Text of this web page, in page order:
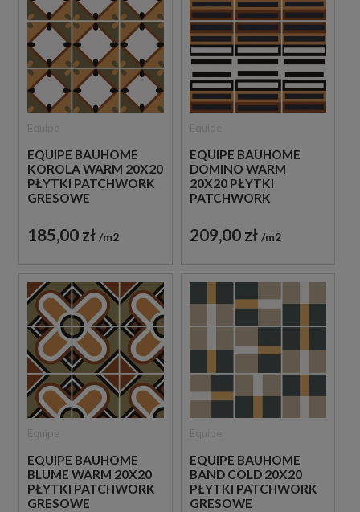
EQUIPE BAUHOME
KOROLA WARM 20X20
PŁYTKI PATCHWORK
GRESOWE
185,00 zł m2
EQUIPE BAUHOME
DOMINO WARM
20X20 PŁYTKI
PATCHWORK
209,00 zł m2
EQUIPE BAUHOME
BLUME WARM 20X20
PŁYTKI PATCHWORK
GRESOWE
EQUIPE BAUHOME
BAND COLD 20X20
PŁYTKI PATCHWORK
GRESOWE